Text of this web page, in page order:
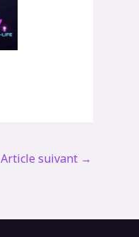
Article suivant →